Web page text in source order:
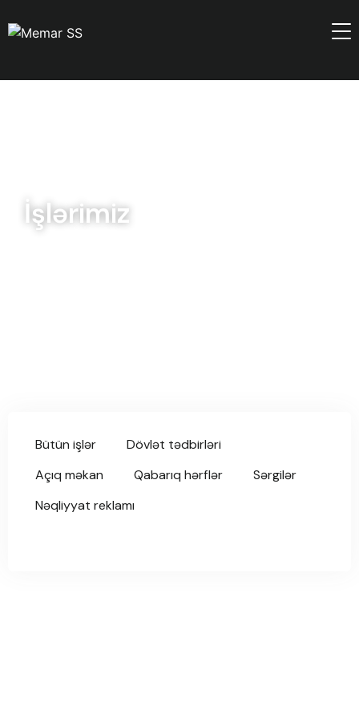
İşlərimiz​
Bütün işlər
Dövlət tədbirləri
Açıq məkan
Qabarıq hərflər
Sərgilər
Nəqliyyat reklamı